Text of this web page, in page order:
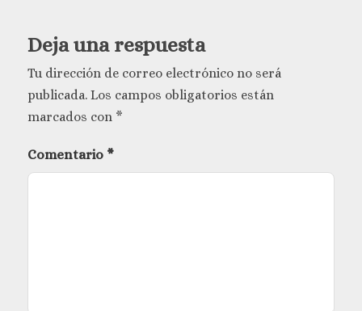
Deja una respuesta
Tu dirección de correo electrónico no será
publicada. Los campos obligatorios están
marcados con *
Comentario *